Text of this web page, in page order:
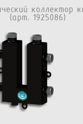
коллектор
(арт. 1925086)